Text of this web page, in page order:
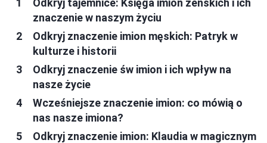
znaczenie w naszym życiu
Odkryj znaczenie imion męskich: Patryk w
kulturze i historii
Odkryj znaczenie św imion i ich wpływ na
nasze życie
Wcześniejsze znaczenie imion: co mówią o
nas nasze imiona?
Odkryj znaczenie imion: Klaudia w magicznym